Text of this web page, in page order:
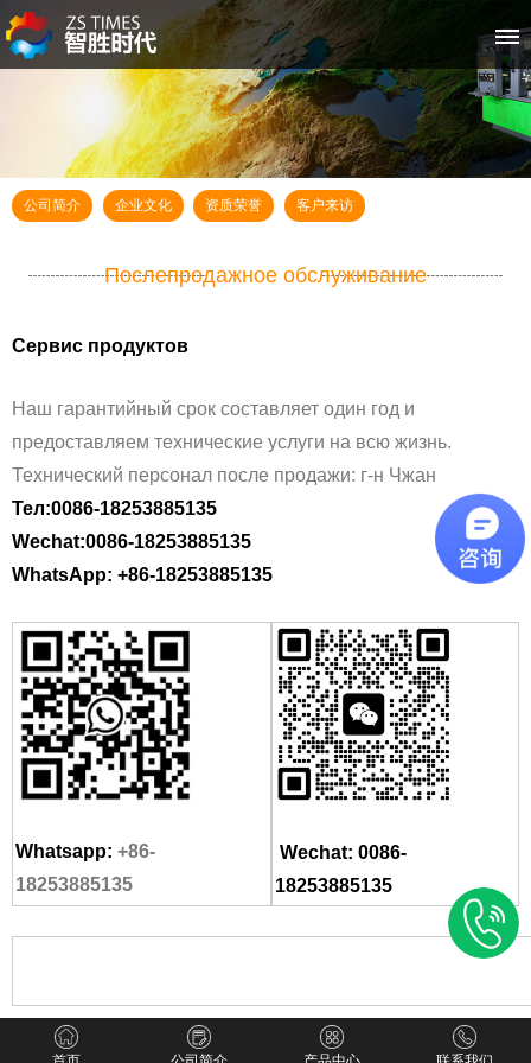
首页
关于智胜时代
空压机系列
冷水机系列
售后服务
公司简介 企业文化 资质荣誉 客户来访
Послепродажное обслуживание
Сервис продуктов
Наш гарантийный срок составляет один год и
предоставляем технические услуги на всю жизнь.
Технический персонал после продажи: г-н Чжан
Тел:0086-18253885135
Wechat:0086-18253885135
WhatsApp: +86-18253885135
Whatsapp: +86-
18253885135
Wechat: 0086-
18253885135